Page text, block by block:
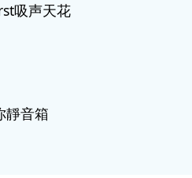
吸声天花
靜音箱